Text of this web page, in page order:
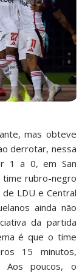
mas obteve
derrotar, nessa
1 a 0, em San
time rubro-negro
LDU e Central
ainda não
da partida
é que o time
15 minutos,
Aos poucos, o